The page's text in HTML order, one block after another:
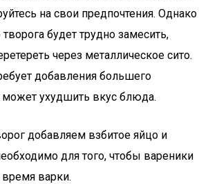
на свои предпочтения. Однако
творога будет трудно замесить,
через металлическое сито.
добавления большего
может ухудшить вкус блюда.
добавляем взбитое яйцо и
для того, чтобы вареники
варки.